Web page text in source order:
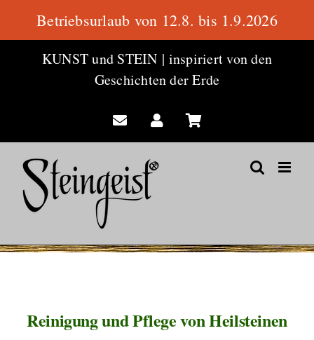
KUNST und STEIN | inspiriert von den
Geschichten der Erde
Reinigung und Pflege von Heilsteinen
Betriebsurlaub von 12.8. bis 1.9.2026